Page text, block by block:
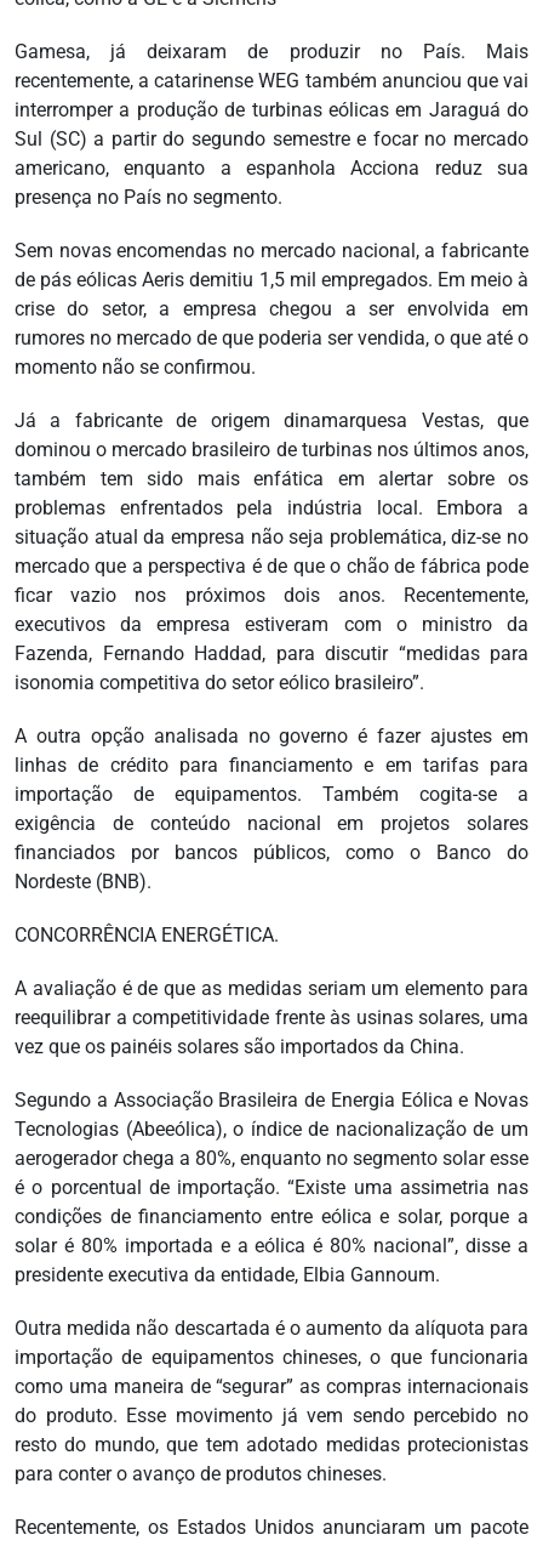
Gamesa, já deixaram de produzir no País. Mais
recentemente, a catarinense WEG também anunciou que vai
interromper a produção de turbinas eólicas em Jaraguá do
Sul (SC) a partir do segundo semestre e focar no mercado
americano, enquanto a espanhola Acciona reduz sua
presença no País no segmento.
Sem novas encomendas no mercado nacional, a fabricante
de pás eólicas Aeris demitiu 1,5 mil empregados. Em meio à
crise do setor, a empresa chegou a ser envolvida em
rumores no mercado de que poderia ser vendida, o que até o
momento não se confirmou.
Já a fabricante de origem dinamarquesa Vestas, que
dominou o mercado brasileiro de turbinas nos últimos anos,
também tem sido mais enfática em alertar sobre os
problemas enfrentados pela indústria local. Embora a
situação atual da empresa não seja problemática, diz-se no
mercado que a perspectiva é de que o chão de fábrica pode
ficar vazio nos próximos dois anos. Recentemente,
executivos da empresa estiveram com o ministro da
Fazenda, Fernando Haddad, para discutir “medidas para
isonomia competitiva do setor eólico brasileiro”.
A outra opção analisada no governo é fazer ajustes em
linhas de crédito para financiamento e em tarifas para
importação de equipamentos. Também cogita-se a
exigência de conteúdo nacional em projetos solares
financiados por bancos públicos, como o Banco do
Nordeste (BNB).
CONCORRÊNCIA ENERGÉTICA.
A avaliação é de que as medidas seriam um elemento para
reequilibrar a competitividade frente às usinas solares, uma
vez que os painéis solares são importados da China.
Segundo a Associação Brasileira de Energia Eólica e Novas
Tecnologias (Abeeólica), o índice de nacionalização de um
aerogerador chega a 80%, enquanto no segmento solar esse
é o porcentual de importação. “Existe uma assimetria nas
condições de financiamento entre eólica e solar, porque a
solar é 80% importada e a eólica é 80% nacional”, disse a
presidente executiva da entidade, Elbia Gannoum.
Outra medida não descartada é o aumento da alíquota para
importação de equipamentos chineses, o que funcionaria
como uma maneira de “segurar” as compras internacionais
do produto. Esse movimento já vem sendo percebido no
resto do mundo, que tem adotado medidas protecionistas
para conter o avanço de produtos chineses.
Recentemente, os Estados Unidos anunciaram um pacote